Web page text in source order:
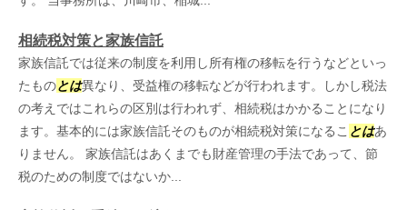
相続税対策と家族信託
家族信託では従来の制度を利用し所有権の移転を行うなどといっ
たものとは異なり、受益権の移転などが行われます。しかし税法
の考えではこれらの区別は行われず、相続税はかかることになり
ます。基本的には家族信託そのものが相続税対策になるこ とはあ
りません。 家族信託はあくまでも財産管理の手法であって、節
税のための制度ではないか...